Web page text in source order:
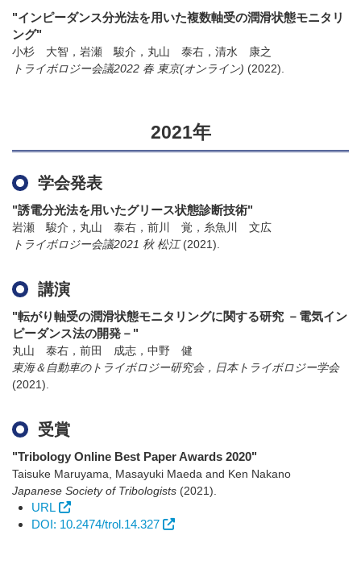
"インピーダンス分光法を用いた複数軸受の潤滑状態モニタリ
ング"
小杉 大智，岩瀬 駿介，丸山 泰右，清水 康之
トライボロジー会議2022 春 東京(オンライン) (2022)
2021年
学会発表
"誘電分光法を用いたグリース状態診断技術"
岩瀬 駿介，丸山 泰右，前川 覚，糸魚川 文広
トライボロジー会議2021 秋 松江 (2021)
講演
"転がり軸受の潤滑状態モニタリングに関する研究 －電気イン
ピーダンス法の開発－"
丸山 泰右，前田 成志，中野 健
東海＆自動車のトライボロジー研究会，日本トライボロジー学会
(2021)
受賞
"Tribology Online Best Paper Awards 2020"
Taisuke Maruyama, Masayuki Maeda and Ken Nakano
Japanese Society of Tribologists (2021)
URL
DOI: 10.2474/trol.14.327